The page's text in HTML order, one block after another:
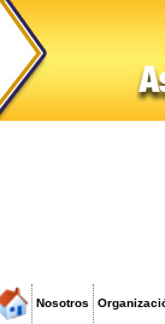
Nosotros